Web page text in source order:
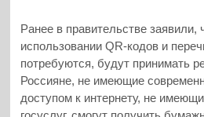
Ранее в правительстве заявили,
использовании QR-кодов и
потребуются, будут принимать
Россияне, не имеющие
доступом к интернету, не